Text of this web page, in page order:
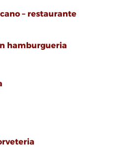
– restaurante
hamburgueria